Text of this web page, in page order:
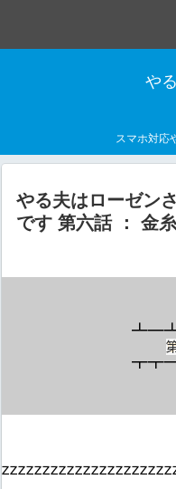
や
スマホ対応
やる夫はローゼン
です 第六話 ： 金
ｚｚｚｚｚｚｚｚｚｚｚｚｚｚｚｚｚｚｚｚ